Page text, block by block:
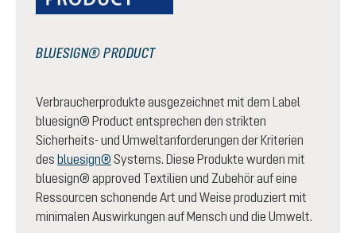
BLUESIGN® PRODUCT
Verbraucherprodukte ausgezeichnet mit dem Label
bluesign® Product entsprechen den strikten
Sicherheits- und Umweltanforderungen der Kriterien
des bluesign® Systems. Diese Produkte wurden mit
bluesign® approved Textilien und Zubehör auf eine
Ressourcen schonende Art und Weise produziert mit
minimalen Auswirkungen auf Mensch und die Umwelt.